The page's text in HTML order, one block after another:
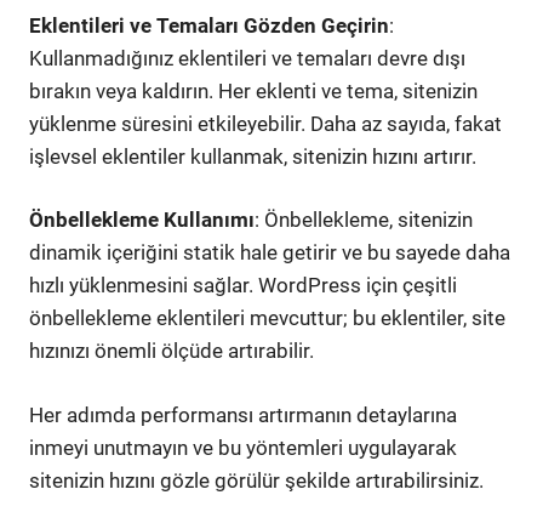
Eklentileri ve Temaları Gözden Geçirin:
Kullanmadığınız eklentileri ve temaları devre dışı
bırakın veya kaldırın. Her eklenti ve tema, sitenizin
yüklenme süresini etkileyebilir. Daha az sayıda, fakat
işlevsel eklentiler kullanmak, sitenizin hızını artırır.
Önbellekleme Kullanımı: Önbellekleme, sitenizin
dinamik içeriğini statik hale getirir ve bu sayede daha
hızlı yüklenmesini sağlar. WordPress için çeşitli
önbellekleme eklentileri mevcuttur; bu eklentiler, site
hızınızı önemli ölçüde artırabilir.
Her adımda performansı artırmanın detaylarına
inmeyi unutmayın ve bu yöntemleri uygulayarak
sitenizin hızını gözle görülür şekilde artırabilirsiniz.